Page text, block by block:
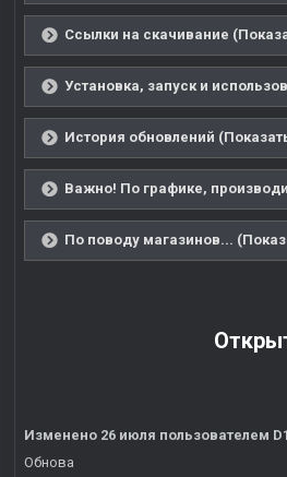
Ссылки на скачивание
Установка, запуск и
История обновлений
Важно! По графике,
По поводу магазинов...
Изменено 26 июля пользователем
Обнова